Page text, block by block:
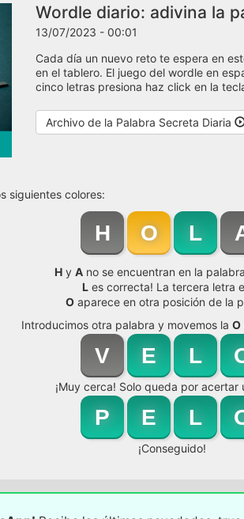
Wordle diario: adivina la
13/07/2023 - 00:01
Cada día un nuevo reto te espera en
en el tablero. El juego del wordle en
cinco letras presiona haz click en la
Archivo de la Palabra Secreta Diaria
siguientes colores:
H O L
Hy Ano se encuentran en la
Les correcta! La tercera letra
Oaparece en otra posición de la
Introducimos otra palabra y movemos la O
V E L
¡Muy cerca! Solo queda por acertar
P E L
¡Conseguido!